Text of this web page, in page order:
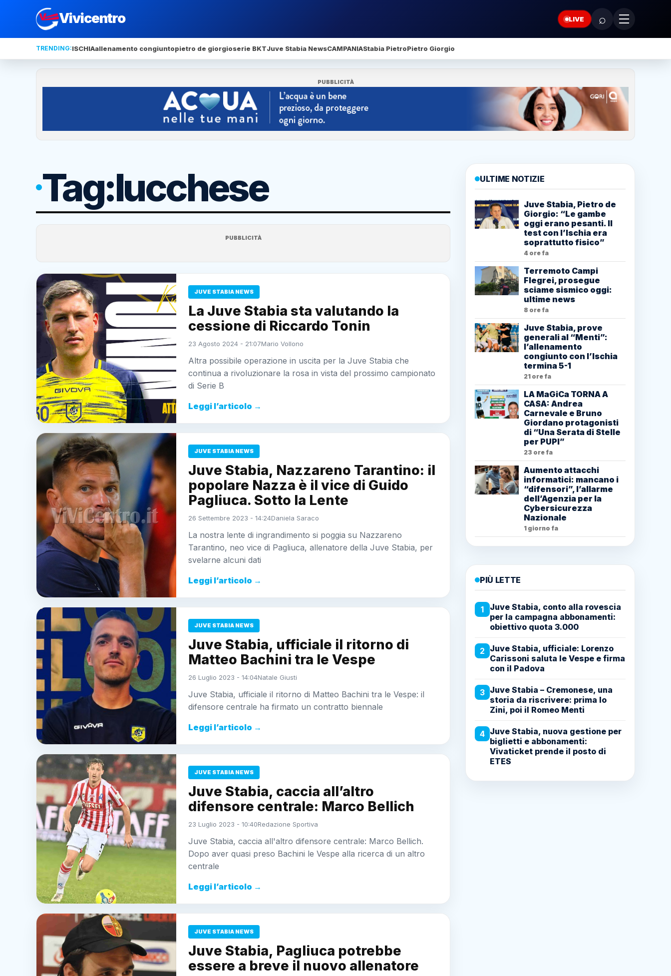
Vivicentro LIVE ⌕
TRENDING:ISCHIAallenamento congiuntopietro de giorgioserie BKTJuve Stabia NewsCAMPANIAStabia PietroPietro Giorgio
PUBBLICITÀ
Tag:lucchese
PUBBLICITÀ
JUVE STABIA NEWS
La Juve Stabia sta valutando la
cessione di Riccardo Tonin
23 Agosto 2024 - 21:07Mario Vollono
Altra possibile operazione in uscita per la Juve Stabia che
continua a rivoluzionare la rosa in vista del prossimo campionato
di Serie B
Leggi l’articolo →
JUVE STABIA NEWS
Juve Stabia, Nazzareno Tarantino: il
popolare Nazza è il vice di Guido
Pagliuca. Sotto la Lente
26 Settembre 2023 - 14:24Daniela Saraco
La nostra lente di ingrandimento si poggia su Nazzareno
Tarantino, neo vice di Pagliuca, allenatore della Juve Stabia, per
svelarne alcuni dati
Leggi l’articolo →
JUVE STABIA NEWS
Juve Stabia, ufficiale il ritorno di
Matteo Bachini tra le Vespe
26 Luglio 2023 - 14:04Natale Giusti
Juve Stabia, ufficiale il ritorno di Matteo Bachini tra le Vespe: il
difensore centrale ha firmato un contratto biennale
Leggi l’articolo →
JUVE STABIA NEWS
Juve Stabia, caccia all’altro
difensore centrale: Marco Bellich
23 Luglio 2023 - 10:40Redazione Sportiva
Juve Stabia, caccia all'altro difensore centrale: Marco Bellich.
Dopo aver quasi preso Bachini le Vespe alla ricerca di un altro
centrale
Leggi l’articolo →
JUVE STABIA NEWS
Juve Stabia, Pagliuca potrebbe
essere a breve il nuovo allenatore
ULTIME NOTIZIE
Juve Stabia, Pietro de
Giorgio: “Le gambe
oggi erano pesanti. Il
test con l’Ischia era
soprattutto fisico”
4 ore fa
Terremoto Campi
Flegrei, prosegue
sciame sismico oggi:
ultime news
8 ore fa
Juve Stabia, prove
generali al “Menti”:
l’allenamento
congiunto con l’Ischia
termina 5-1
21 ore fa
LA MaGiCa TORNA A
CASA: Andrea
Carnevale e Bruno
Giordano protagonisti
di “Una Serata di Stelle
per PUPI”
23 ore fa
Aumento attacchi
informatici: mancano i
“difensori”, l’allarme
dell’Agenzia per la
Cybersicurezza
Nazionale
1 giorno fa
PIÙ LETTE
1
Juve Stabia, conto alla rovescia
per la campagna abbonamenti:
obiettivo quota 3.000
2 Juve Stabia, ufficiale: Lorenzo
Carissoni saluta le Vespe e firma
con il Padova
3 Juve Stabia – Cremonese, una
storia da riscrivere: prima lo
Zini, poi il Romeo Menti
4 Juve Stabia, nuova gestione per
biglietti e abbonamenti:
Vivaticket prende il posto di
ETES